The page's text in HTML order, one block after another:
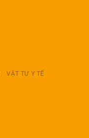
VẬT TƯ Y TẾ